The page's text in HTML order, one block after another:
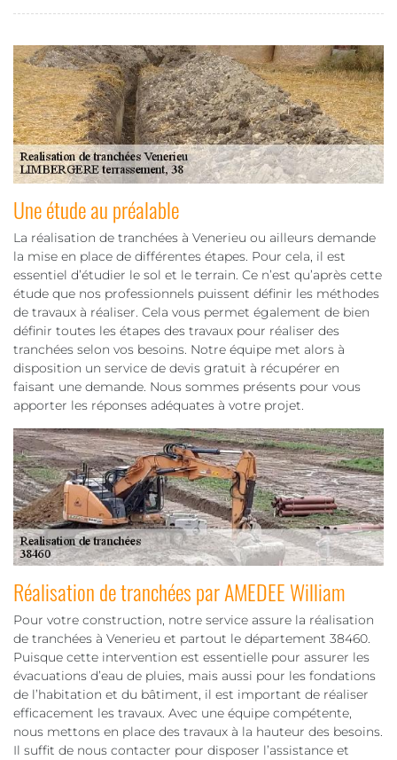
Une étude au préalable
La réalisation de tranchées à Venerieu ou ailleurs demande
la mise en place de différentes étapes. Pour cela, il est
essentiel d’étudier le sol et le terrain. Ce n’est qu’après cette
étude que nos professionnels puissent définir les méthodes
de travaux à réaliser. Cela vous permet également de bien
définir toutes les étapes des travaux pour réaliser des
tranchées selon vos besoins. Notre équipe met alors à
disposition un service de devis gratuit à récupérer en
faisant une demande. Nous sommes présents pour vous
apporter les réponses adéquates à votre projet.
Réalisation de tranchées par AMEDEE William
Pour votre construction, notre service assure la réalisation
de tranchées à Venerieu et partout le département 38460.
Puisque cette intervention est essentielle pour assurer les
évacuations d’eau de pluies, mais aussi pour les fondations
de l’habitation et du bâtiment, il est important de réaliser
efficacement les travaux. Avec une équipe compétente,
nous mettons en place des travaux à la hauteur des besoins.
Il suffit de nous contacter pour disposer l’assistance et